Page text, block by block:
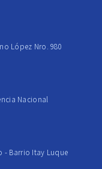
López Nro. 980
Nacional
- Barrio Itay Luque